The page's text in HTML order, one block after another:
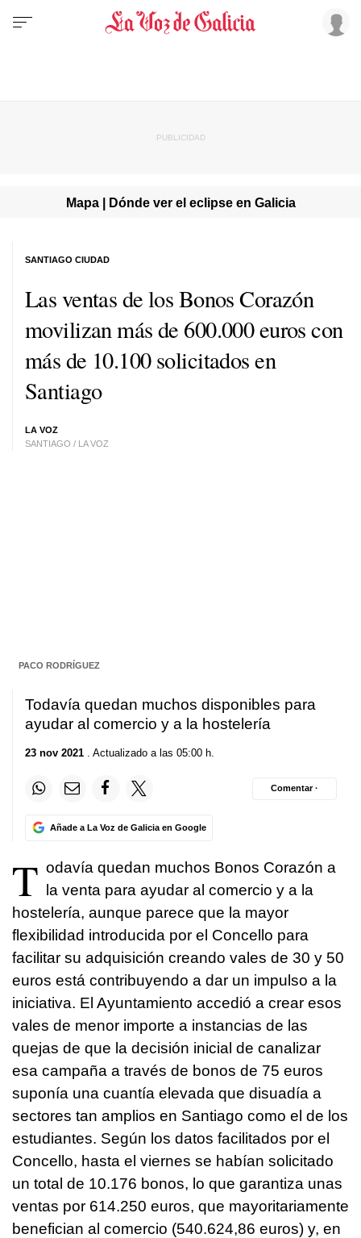
Mapa | Dónde ver el eclipse en Galicia
Las ventas de los Bonos Corazón
movilizan más de 600.000 euros con
más de 10.100 solicitados en
Santiago
LA VOZ
SANTIAGO / LA VOZ
SANTIAGO CIUDAD
PACO RODRÍGUEZ
Todavía quedan muchos disponibles para
ayudar al comercio y a la hostelería
23 nov 2021 . Actualizado a las 05:00 h.
Añade a La Voz de Galicia en Google
Comentar ·
T odavía quedan muchos Bonos Corazón a
la venta para ayudar al comercio y a la
hostelería, aunque parece que la mayor
flexibilidad introducida por el Concello para
facilitar su adquisición creando vales de 30 y 50
euros está contribuyendo a dar un impulso a la
iniciativa. El Ayuntamiento accedió a crear esos
vales de menor importe a instancias de las
quejas de que la decisión inicial de canalizar
esa campaña a través de bonos de 75 euros
suponía una cuantía elevada que disuadía a
sectores tan amplios en Santiago como el de los
estudiantes. Según los datos facilitados por el
Concello, hasta el viernes se habían solicitado
un total de 10.176 bonos, lo que garantiza unas
ventas por 614.250 euros, que mayoritariamente
benefician al comercio (540.624,86 euros) y, en